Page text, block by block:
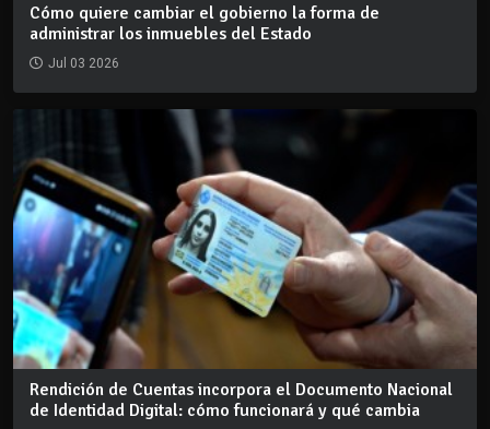
Cómo quiere cambiar el gobierno la forma de
administrar los inmuebles del Estado
Jul 03 2026
Rendición de Cuentas incorpora el Documento Nacional
de Identidad Digital: cómo funcionará y qué cambia